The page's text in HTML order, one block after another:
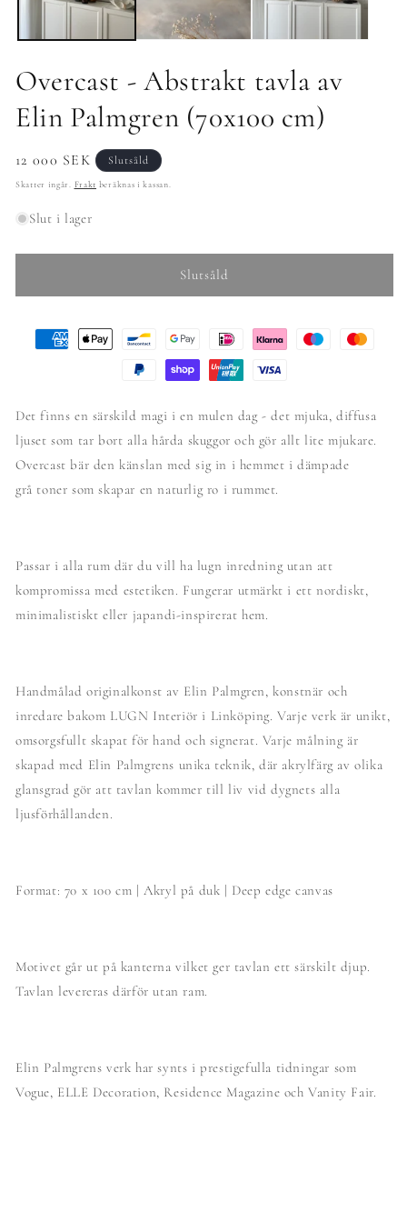
Overcast - Abstrakt tavla av
Elin Palmgren (70x100 cm)
Ordinarie
pris
12 000 SEK Slutsåld
Skatter ingår. Frakt beräknas i kassan.
Slut i lager
Slutsåld
Det finns en särskild magi i en mulen dag - det mjuka, diffusa
ljuset som tar bort alla hårda skuggor och gör allt lite mjukare.
Overcast bär den känslan med sig in i hemmet i dämpade
grå toner som skapar en naturlig ro i rummet.
Passar i alla rum där du vill ha lugn inredning utan att
kompromissa med estetiken. Fungerar utmärkt i ett nordiskt,
minimalistiskt eller japandi-inspirerat hem.
Handmålad originalkonst av Elin Palmgren, konstnär och
inredare bakom LUGN Interiör i Linköping. Varje verk är unikt,
omsorgsfullt skapat för hand och signerat. Varje målning är
skapad med Elin Palmgrens unika teknik, där akrylfärg av olika
glansgrad gör att tavlan kommer till liv vid dygnets alla
ljusförhållanden.
Format: 70 x 100 cm | Akryl på duk | Deep edge canvas
Motivet går ut på kanterna vilket ger tavlan ett särskilt djup.
Tavlan levereras därför utan ram.
Elin Palmgrens verk har synts i prestigefulla tidningar som
Vogue, ELLE Decoration, Residence Magazine och Vanity Fair.